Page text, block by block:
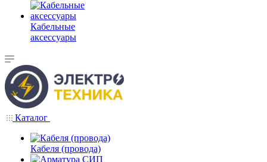
Кабельные
аксессуары
Каталог
Кабеля (провода)